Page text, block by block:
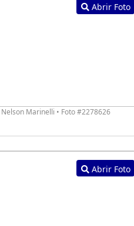
Abrir Foto
Nelson Marinelli • Foto #2278626
Abrir Foto